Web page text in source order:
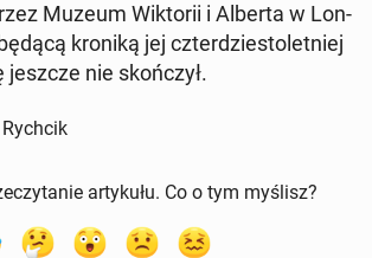
Muzeum Wik­to­rii i Alberta w Lon­
kroniką jej czter­dzie­sto­let­niej
jeszcze nie skoń­czył.
artykułu. Co o tym myślisz?